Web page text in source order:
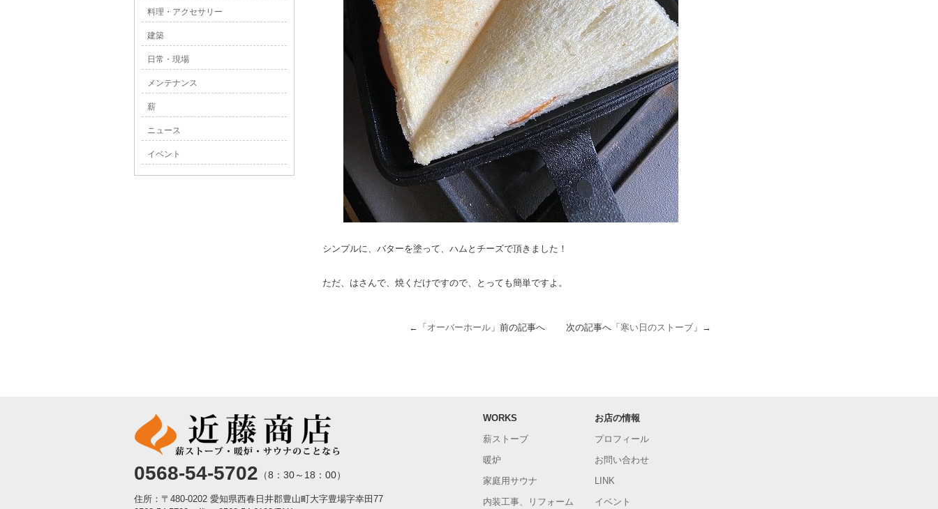
シンプルに、バターを塗って、ハムとチーズで頂きました！
ただ、はさんで、焼くだけですので、とっても簡単ですよ。
←「 オーバーホール」前の記事へ 次の記事へ「 寒い日のストーブ」→
料理・アクセサリー
建築
日常・現場
メンテナンス
薪
ニュース
イベント
0568-54-5702 （8：30～18：00）
住所：〒480-0202 愛知県西春日井郡豊山町大字豊場字幸田77
WORKS
薪ストーブ
暖炉
家庭用サウナ
内装工事、リフォーム
お店の情報
プロフィール
お問い合わせ
LINK
イベント